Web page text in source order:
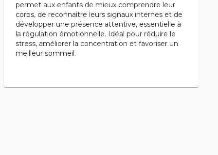
permet aux enfants de mieux comprendre leur
corps, de reconnaître leurs signaux internes et de
développer une présence attentive, essentielle à
la régulation émotionnelle. Idéal pour réduire le
stress, améliorer la concentration et favoriser un
meilleur sommeil.